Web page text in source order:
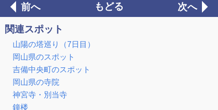
前へ もどる 次へ
関連スポット
山陽の塔巡り（7日目）
岡山県のスポット
吉備中央町のスポット
岡山県の寺院
神宮寺・別当寺
鐘楼